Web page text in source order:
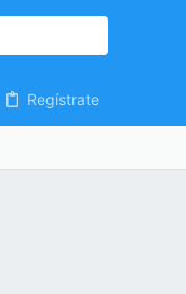
Regístrate